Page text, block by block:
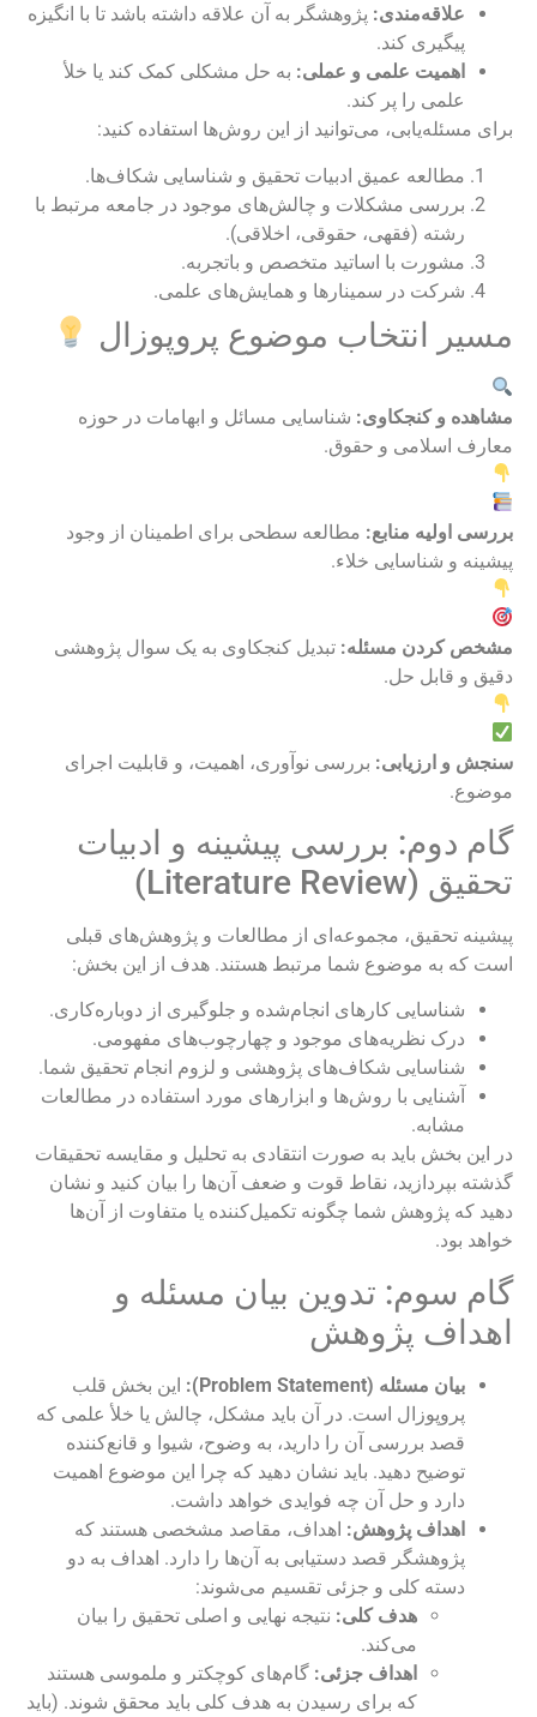
علاقه‌مندی: پژوهشگر به آن علاقه داشته باشد تا با انگیزه
پیگیری کند.
اهمیت علمی و عملی: به حل مشکلی کمک کند یا خلأ
علمی را پر کند.
برای مسئله‌یابی، می‌توانید از این روش‌ها استفاده کنید:
مطالعه عمیق ادبیات تحقیق و شناسایی شکاف‌ها.
بررسی مشکلات و چالش‌های موجود در جامعه مرتبط با
رشته (فقهی، حقوقی، اخلاقی).
مشورت با اساتید متخصص و باتجربه.
شرکت در سمینارها و همایش‌های علمی.
مسیر انتخاب موضوع پروپوزال
مشاهده و کنجکاوی: شناسایی مسائل و ابهامات در حوزه
معارف اسلامی و حقوق.
بررسی اولیه منابع: مطالعه سطحی برای اطمینان از وجود
پیشینه و شناسایی خلاء.
مشخص کردن مسئله: تبدیل کنجکاوی به یک سوال پژوهشی
دقیق و قابل حل.
سنجش و ارزیابی: بررسی نوآوری، اهمیت، و قابلیت اجرای
موضوع.
گام دوم: بررسی پیشینه و ادبیات
تحقیق (Literature Review)
پیشینه تحقیق، مجموعه‌ای از مطالعات و پژوهش‌های قبلی
است که به موضوع شما مرتبط هستند. هدف از این بخش:
شناسایی کارهای انجام‌شده و جلوگیری از دوباره‌کاری.
درک نظریه‌های موجود و چهارچوب‌های مفهومی.
شناسایی شکاف‌های پژوهشی و لزوم انجام تحقیق شما.
آشنایی با روش‌ها و ابزارهای مورد استفاده در مطالعات
مشابه.
در این بخش باید به صورت انتقادی به تحلیل و مقایسه تحقیقات
گذشته بپردازید، نقاط قوت و ضعف آن‌ها را بیان کنید و نشان
دهید که پژوهش شما چگونه تکمیل‌کننده یا متفاوت از آن‌ها
خواهد بود.
گام سوم: تدوین بیان مسئله و
اهداف پژوهش
بیان مسئله (Problem Statement):
این بخش قلب
پروپوزال است. در آن باید مشکل، چالش یا خلأ علمی که
قصد بررسی آن را دارید، به وضوح، شیوا و قانع‌کننده
توضیح دهید. باید نشان دهید که چرا این موضوع اهمیت
دارد و حل آن چه فوایدی خواهد داشت.
اهداف پژوهش: اهداف، مقاصد مشخصی هستند که
پژوهشگر قصد دستیابی به آن‌ها را دارد. اهداف به دو
دسته کلی و جزئی تقسیم می‌شوند:
هدف کلی: نتیجه نهایی و اصلی تحقیق را بیان
می‌کند.
اهداف جزئی: گام‌های کوچکتر و ملموسی هستند
که برای رسیدن به هدف کلی باید محقق شوند. (باید